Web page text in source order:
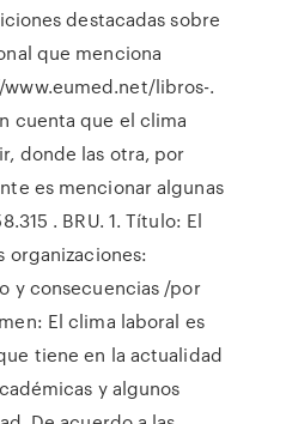
destacadas sobre
que menciona
libros-.
cuenta que el clima
donde las otra, por
es mencionar algunas
. BRU. 1. Título: El
organizaciones:
y consecuencias /por
El clima laboral es
tiene en la actualidad
y algunos